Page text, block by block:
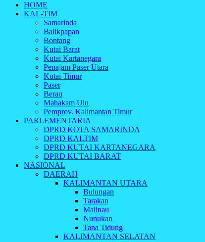
HOME
KAL-TIM
Samarinda
Balikpapan
Bontang
Kutai Barat
Kutai Kartanegara
Penajam Paser Utara
Kutai Timur
Paser
Berau
Mahakam Ulu
Pemprov. Kalimantan Timur
PARLEMENTARIA
DPRD KOTA SAMARINDA
DPRD KALTIM
DPRD KUTAI KARTANEGARA
DPRD KUTAI BARAT
NASIONAL
DAERAH
KALIMANTAN UTARA
Bulungan
Tarakan
Malinau
Nunukan
Tana Tidung
KALIMANTAN SELATAN